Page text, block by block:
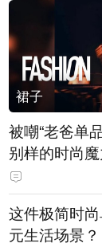
裙子
被嘲“老爸单
别样的时尚
这件极简时
元生活场景？